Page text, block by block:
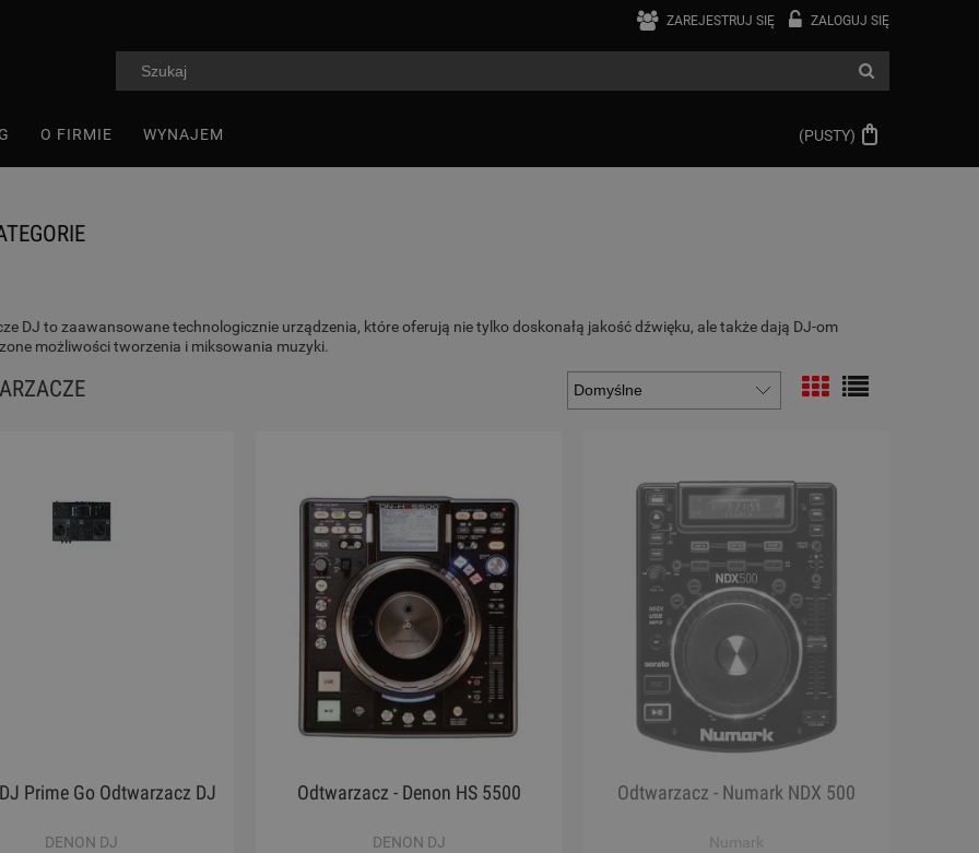
ZAREJESTRUJ SIĘ ZALOGUJ SIĘ
(PUSTY)
O FIRMIE WYNAJEM
DJ to zaawansowane technologicznie urządzenia, które oferują nie tylko doskonałą jakość dźwięku, ale także dają DJ-om
możliwości tworzenia i miksowania muzyki.
Prime Go Odtwarzacz DJ
DENON DJ
Odtwarzacz - Denon HS 5500
DENON DJ
Odtwarzacz - Numark NDX 500
Numark